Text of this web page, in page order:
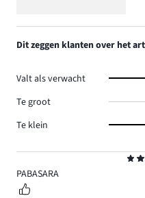
4
PABASARA
Dit zeggen klanten over het
Valt als verwacht
Te groot
Te klein